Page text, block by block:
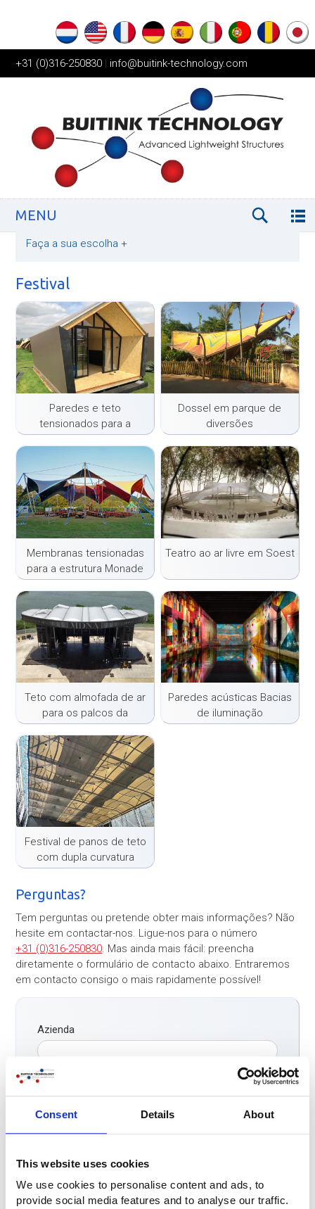
Consent Details About
This website uses cookies
We use cookies to personalise content and ads, to
provide social media features and to analyse our traffic.
+31 (0)316-250830 | info@buitink-technology.com
MENU
Faça a sua escolha +
Festival
Paredes e teto
tensionados para a
Dossel em parque de
diversões
Membranas tensionadas
para a estrutura Monade
Teatro ao ar livre em Soest
Teto com almofada de ar
para os palcos da
digressão MDNA 2012
Paredes acústicas Bacias
de iluminação
Festival de panos de teto
com dupla curvatura
Perguntas?
Tem perguntas ou pretende obter mais informações? Não
hesite em contactar-nos. Ligue-nos para o número
+31 (0)316-250830. Mas ainda mais fácil: preencha
diretamente o formulário de contacto abaixo. Entraremos
em contacto consigo o mais rapidamente possível!
Azienda
Nome
Telefono*
E-mail*